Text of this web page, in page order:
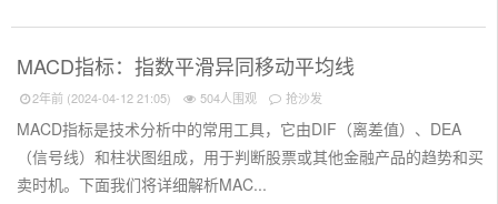
MACD指标：指数平滑异同移动平均线
2年前 (2024-04-12 21:05) 504人围观 抢沙发
MACD指标是技术分析中的常用工具，它由DIF（离差值）、DEA
（信号线）和柱状图组成，用于判断股票或其他金融产品的趋势和买
卖时机。下面我们将详细解析MAC...